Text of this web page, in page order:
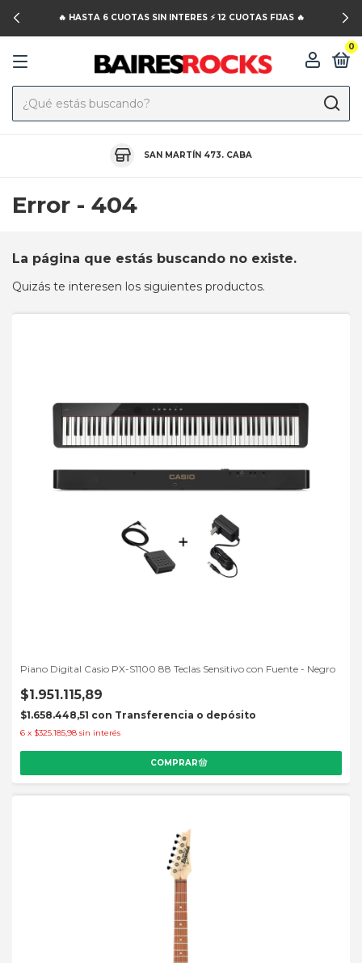
🔥 HASTA 6 CUOTAS SIN INTERES ⚡️ 12 CUOTAS FIJAS 🔥
0
SAN MARTÍN 473. CABA
Error - 404
La página que estás buscando no existe.
Quizás te interesen los siguientes productos.
Piano Digital Casio PX-S1100 88 Teclas Sensitivo con Fuente - Negro
$1.951.115,89
$1.658.448,51 con Transferencia o depósito
6 x $325.185,98 sin interés